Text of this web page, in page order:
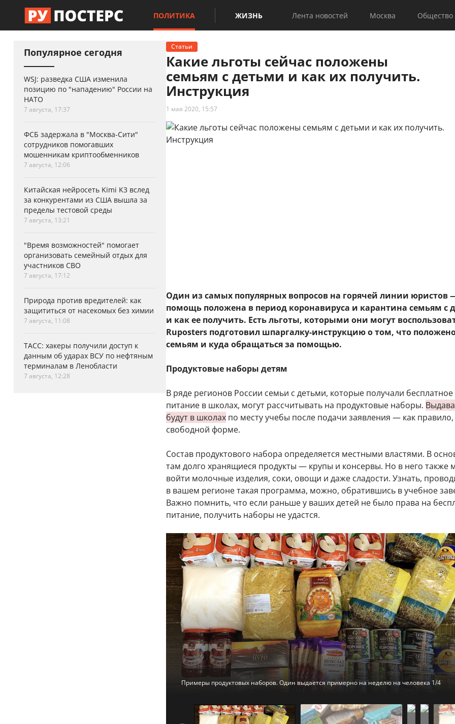
ПОЛИТИКА ЖИЗНЬ Лента новостей Москва Общество
Популярное сегодня
WSJ: разведка США изменила
позицию по "нападению" России на
НАТО
7 августа, 17:37
ФСБ задержала в "Москва-Сити"
сотрудников помогавших
мошенникам криптообменников
7 августа, 12:06
Китайская нейросеть Kimi K3 вслед
за конкурентами из США вышла за
пределы тестовой среды
7 августа, 13:21
"Время возможностей" помогает
организовать семейный отдых для
участников СВО
7 августа, 17:12
Природа против вредителей: как
защититься от насекомых без химии
7 августа, 11:08
ТАСС: хакеры получили доступ к
данным об ударах ВСУ по нефтяным
терминалам в Ленобласти
7 августа, 12:28
Статьи
Какие льготы сейчас положены
семьям с детьми и как их получить.
Инструкция
1 мая 2020, 15:57
Один из самых популярных вопросов на горячей линии юристов
помощь положена в период коронавируса и карантина семьям с
и как ее получить. Есть льготы, которыми они могут
Ruposters подготовил шпаргалку-инструкцию о том, что
семьям и куда обращаться за помощью.
Продуктовые наборы детям
В ряде регионов России семьи с детьми, которые получали бесплатное
питание в школах, могут рассчитывать на продуктовые наборы.
будут в школах по месту учебы после подачи заявления — как правило,
свободной форме.
Состав продуктового набора определяется местными властями. В
там долго хранящиеся продукты — крупы и консервы. Но в него также
войти молочные изделия, соки, овощи и даже сладости. Узнать,
в вашем регионе такая программа, можно, обратившись в учебное
Важно помнить, что если раньше у ваших детей не было права на
питание, получить наборы не удастся.
Примеры продуктовых наборов. Один выдается примерно на неделю на человека 1/4
Примеры продуктовых наборов. Один выдается примерно на неделю на человека 2/4
Примеры продуктовых наборов. Один выдается примерно на неделю на человека 3/4
Примеры продуктовых наборов. Один выдается примерно на неделю на человека 4/4